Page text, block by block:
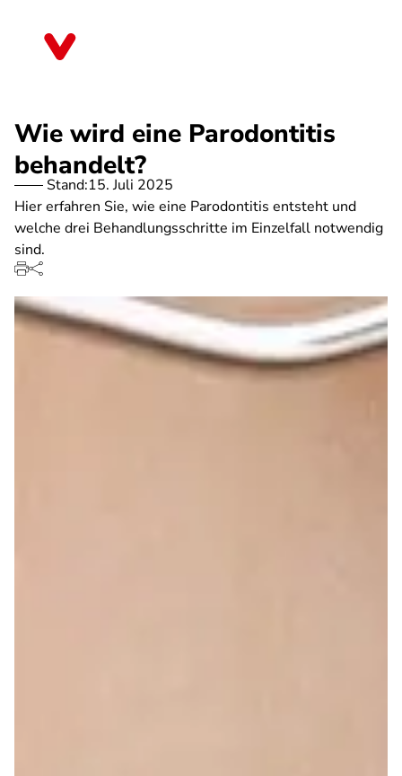
Wie wird eine Parodontitis
behandelt?
Stand:15. Juli 2025
Hier erfahren Sie, wie eine Parodontitis entsteht und
welche drei Behandlungsschritte im Einzelfall notwendig
sind.